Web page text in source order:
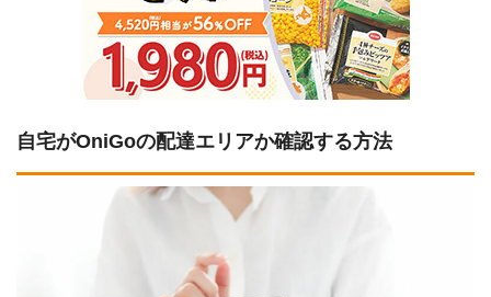
自宅がOniGoの配達エリアか確認する方法